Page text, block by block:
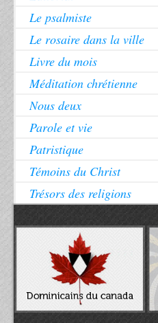
Le psalmiste
Le rosaire dans la ville
Livre du mois
Méditation chrétienne
Nous deux
Parole et vie
Patristique
Témoins du Christ
Trésors des religions